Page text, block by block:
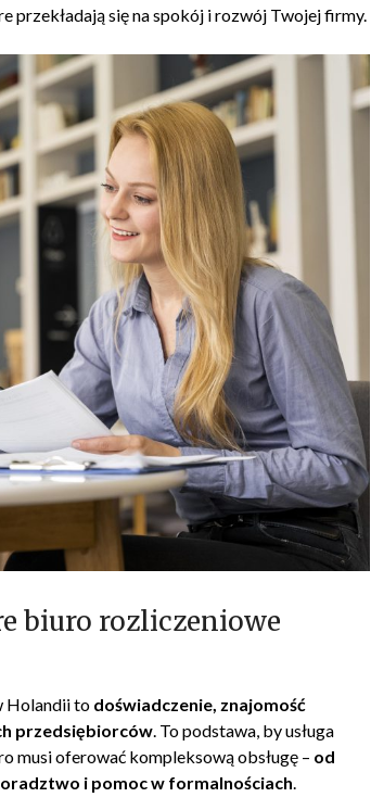
przekładają się na spokój i rozwój Twojej firmy.
biuro rozliczeniowe
Holandii to doświadczenie, znajomość
przedsiębiorców. To podstawa, by usługa
musi oferować kompleksową obsługę – od
i pomoc w formalnościach.